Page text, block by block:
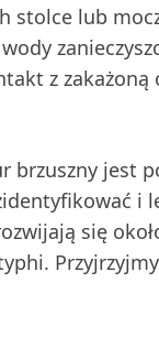
stolce lub
z zakażoną
brzuszny jest
i
się